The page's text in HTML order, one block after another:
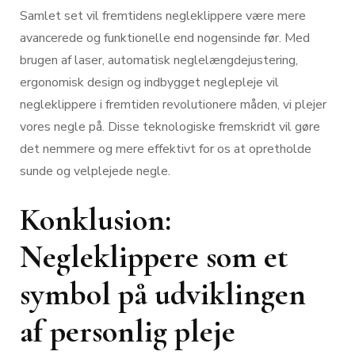
Samlet set vil fremtidens negleklippere være mere
avancerede og funktionelle end nogensinde før. Med
brugen af laser, automatisk neglelængdejustering,
ergonomisk design og indbygget neglepleje vil
negleklippere i fremtiden revolutionere måden, vi plejer
vores negle på. Disse teknologiske fremskridt vil gøre
det nemmere og mere effektivt for os at opretholde
sunde og velplejede negle.
Konklusion:
Negleklippere som et
symbol på udviklingen
af personlig pleje